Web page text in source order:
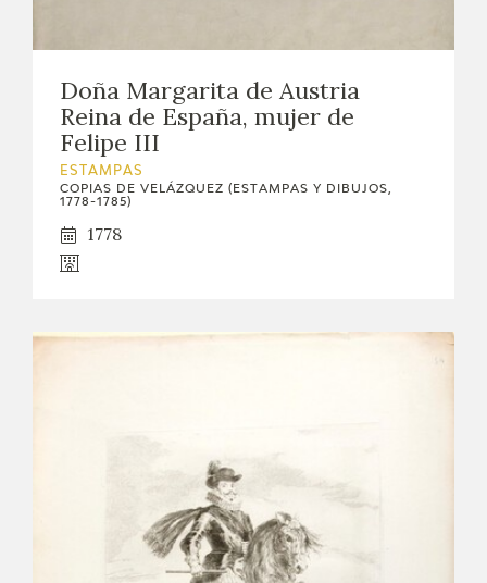
Doña Margarita de Austria
Reina de España, mujer de
Felipe III
ESTAMPAS
COPIAS DE VELÁZQUEZ (ESTAMPAS Y DIBUJOS,
1778-1785)
1778